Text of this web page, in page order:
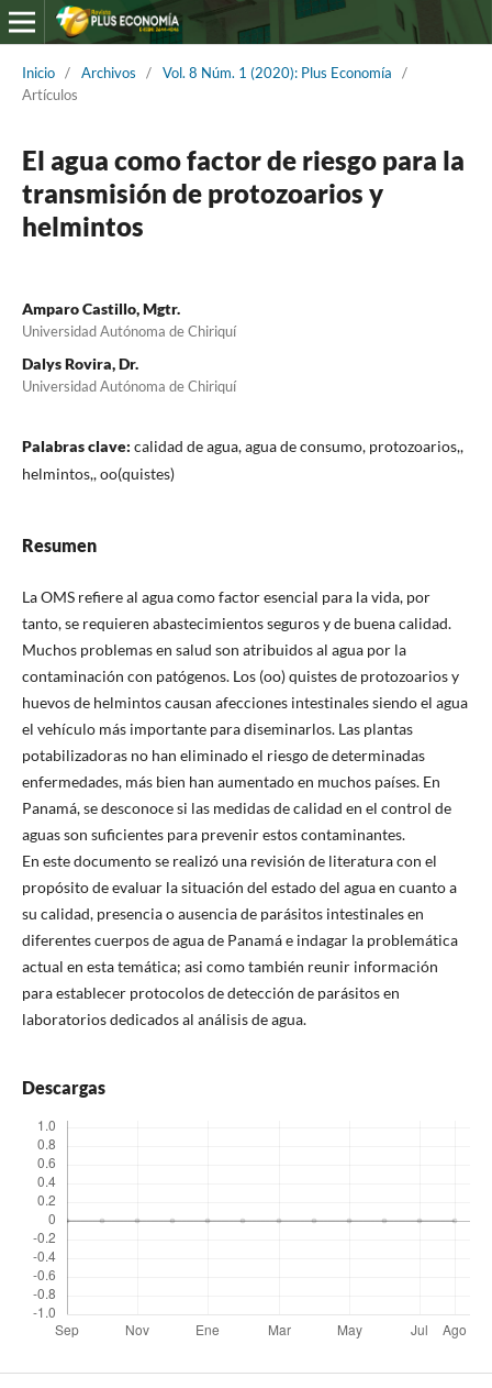
Inicio / Archivos / Vol. 8 Núm. 1 (2020): Plus Economía
/
Artículos
El agua como factor de riesgo para la
transmisión de protozoarios y
helmintos
Amparo Castillo, Mgtr.
Universidad Autónoma de Chiriquí
Dalys Rovira, Dr.
Universidad Autónoma de Chiriquí
Palabras clave: calidad de agua, agua de consumo, protozoarios,,
helmintos,, oo(quistes)
Resumen
La OMS refiere al agua como factor esencial para la vida, por
tanto, se requieren abastecimientos seguros y de buena calidad.
Muchos problemas en salud son atribuidos al agua por la
contaminación con patógenos. Los (oo) quistes de protozoarios y
huevos de helmintos causan afecciones intestinales siendo el agua
el vehículo más importante para diseminarlos. Las plantas
potabilizadoras no han eliminado el riesgo de determinadas
enfermedades, más bien han aumentado en muchos países. En
Panamá, se desconoce si las medidas de calidad en el control de
aguas son suficientes para prevenir estos contaminantes.
En este documento se realizó una revisión de literatura con el
propósito de evaluar la situación del estado del agua en cuanto a
su calidad, presencia o ausencia de parásitos intestinales en
diferentes cuerpos de agua de Panamá e indagar la problemática
actual en esta temática; asi como también reunir información
para establecer protocolos de detección de parásitos en
laboratorios dedicados al análisis de agua.
Descargas